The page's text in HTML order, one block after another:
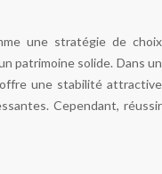
une stratégie de choix
patrimoine solide. Dans un
une stabilité attractive
Cependant, réussir